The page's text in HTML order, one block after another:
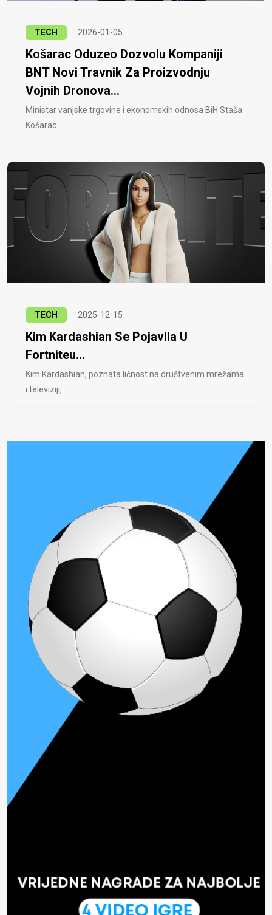
TECH 2026-01-05
Košarac Oduzeo Dozvolu Kompaniji
BNT Novi Travnik Za Proizvodnju
Vojnih Dronova...
Ministar vanjske trgovine i ekonomskih odnosa BiH Staša
Košarac..
TECH 2025-12-15
Kim Kardashian Se Pojavila U
Fortniteu...
Kim Kardashian, poznata ličnost na društvenim mrežama
i televiziji, ..